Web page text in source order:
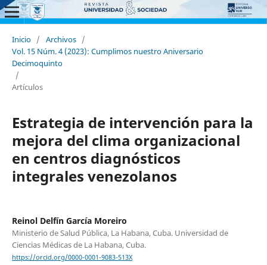
Inicio / Archivos /
Vol. 15 Núm. 4 (2023): Cumplimos nuestro Aniversario
Decimoquinto
/
Artículos
Estrategia de intervención para la
mejora del clima organizacional
en centros diagnósticos
integrales venezolanos
Reinol Delfín García Moreiro
Ministerio de Salud Pública, La Habana, Cuba. Universidad de
Ciencias Médicas de La Habana, Cuba.
https://orcid.org/0000-0001-9083-513X